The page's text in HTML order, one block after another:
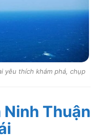
yêu thích khám phá, chụp
Thuận